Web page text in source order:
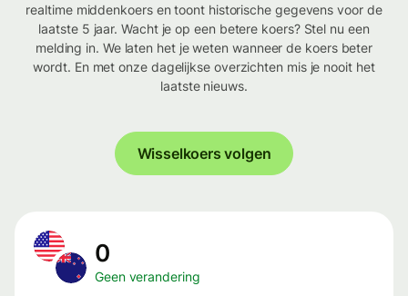
realtime middenkoers en toont historische gegevens voor de
laatste 5 jaar. Wacht je op een betere koers? Stel nu een
melding in. We laten het je weten wanneer de koers beter
wordt. En met onze dagelijkse overzichten mis je nooit het
laatste nieuws.
Wisselkoers volgen
0
Geen verandering